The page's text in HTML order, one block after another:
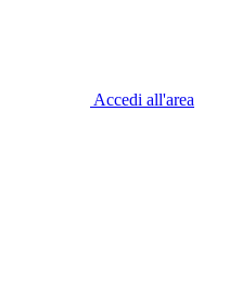
Accedi all'area